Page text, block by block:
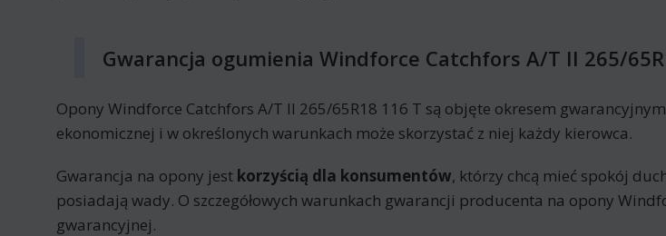
Gwarancja ogumienia Windforce Catchfors A/T II 265/
Opony Windforce Catchfors A/T II 265/65R18 116 T są objęte okresem
ekonomicznej i w określonych warunkach może skorzystać z niej każdy kierowca.
Gwarancja na opony jest korzyścią dla konsumentów, którzy chcą mieć spokój
posiadają wady. O szczegółowych warunkach gwarancji producenta na opony
gwarancyjnej.